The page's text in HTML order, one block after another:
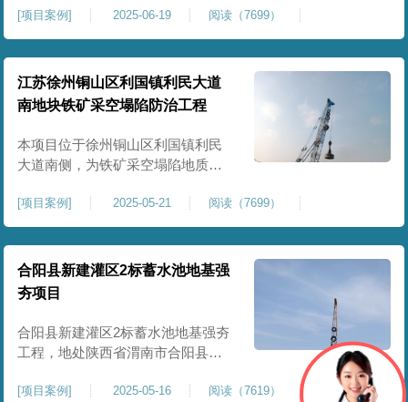
积约 20000 平方米，采用满场强夯
加固方式改善场地工程地质条件，
有效提高地基承载力、控制不均匀
沉降，满足变电站各类构支架、电
气设备及配套设施建设标准。本项
目是嵩县重要电力基础设施，投运
后优化区域电网布局，增强当
[项目案例] 2025-06-19 阅读（7699）
江苏徐州铜山区利国镇利民大道
南地块铁矿采空塌陷防治工程
本项目位于徐州铜山区利国镇利民
大道南侧，为铁矿采空塌陷地质灾
35000㎡。针对区域铁矿开采遗留的
地层松散、裂隙发育、塌陷沉降等
隐患，采用强夯工艺加固场地地
基，消除采空地质风险，提升场地
整体稳定性与承载力，彻底改善地
块建设条件，实现矿区地质灾害治
理与土地安全利用。
[项目案例] 2025-05-21 阅读（7699）
合阳县新建灌区2标蓄水池地基强
夯项目
合阳县新建灌区2标蓄水池地基强夯
工程，地处陕西省渭南市合阳县，
的关键前置工程，主要服务于片区
[项目案例] 2025-05-16 阅读（7619）